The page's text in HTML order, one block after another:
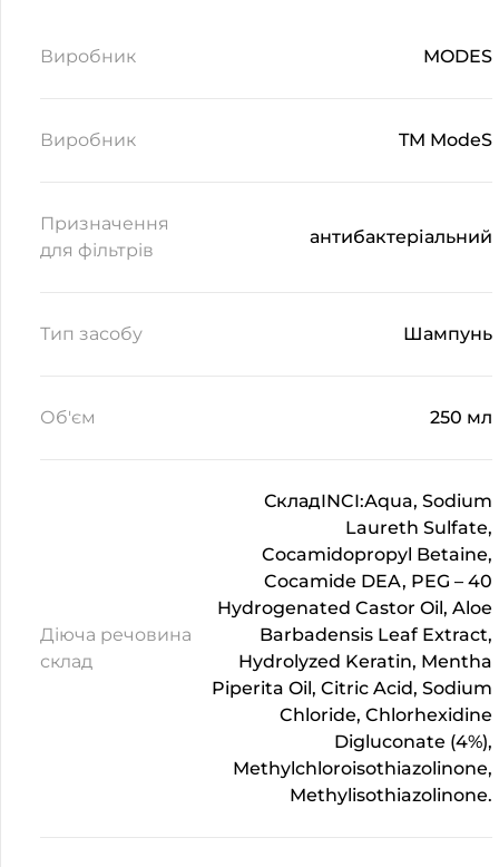
Виробник MODES
Виробник TM ModeS
Призначення
для фільтрів
антибактеріальний
Тип засобу Шампунь
Об'єм 250 мл
Діюча речовина
склад
СкладINCI:Аqua, Sodium
Laureth Sulfate,
Cocamidopropyl Betaine,
Cocamide DEA, PEG – 40
Hydrogenated Castor Oil, Aloe
Barbadensis Leaf Extract,
Hydrolyzed Keratin, Mentha
Piperita Oil, Citric Acid, Sodium
Chloride, Chlorhexidine
Digluconate (4%),
Methylchloroisothiazolinone,
Methylisothiazolinone.